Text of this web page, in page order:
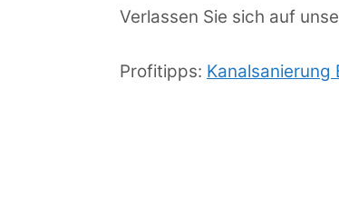
Verlassen Sie sich auf
Profitipps: Kanalsanierung